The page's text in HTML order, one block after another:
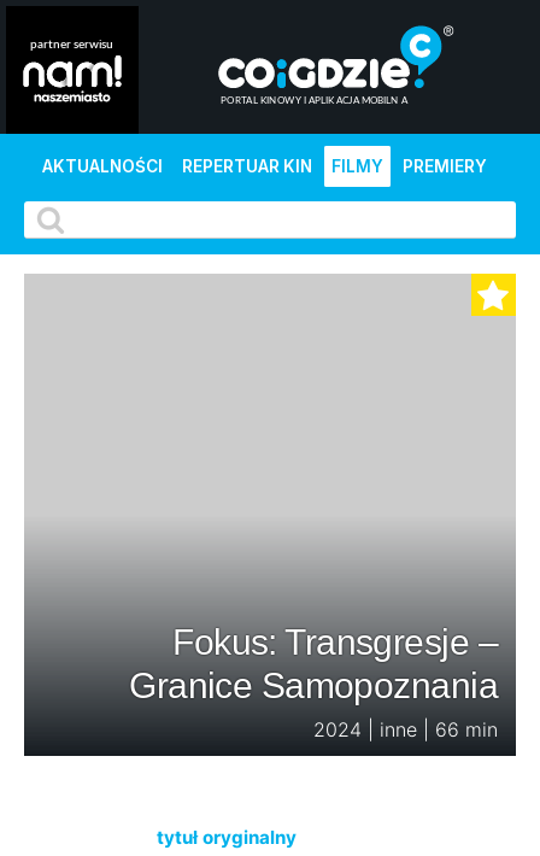
AKTUALNOŚCI REPERTUAR KIN FILMY PREMIERY
Fokus: Transgresje –
Granice Samopoznania
2024 | inne | 66 min
tytuł oryginalny